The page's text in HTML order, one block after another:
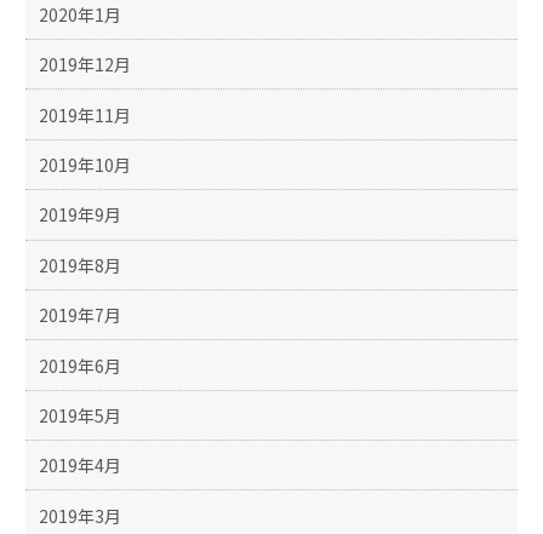
2020年1月
2019年12月
2019年11月
2019年10月
2019年9月
2019年8月
2019年7月
2019年6月
2019年5月
2019年4月
2019年3月